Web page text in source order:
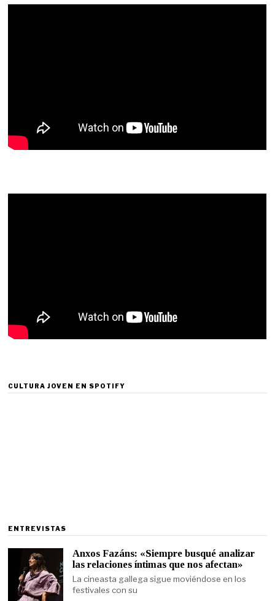
CULTURA JOVEN EN SPOTIFY
ENTREVISTAS
Anxos Fazáns: «Siempre busqué analizar
las relaciones íntimas que nos afectan»
La cineasta gallega sigue moviéndose en los
festivales con su